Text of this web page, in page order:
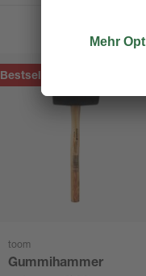
Bestseller
toom
Gummihammer